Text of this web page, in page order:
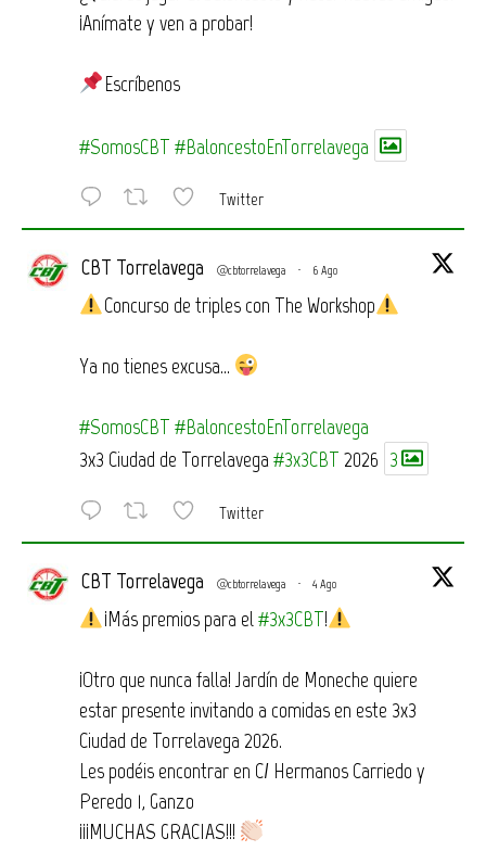
¡Anímate y ven a probar!
Escríbenos
#SomosCBT #BaloncestoEnTorrelavega
Twitter
CBT Torrelavega @cbtorrelavega · 6 Ago
Concurso de triples con The Workshop
Ya no tienes excusa…
#SomosCBT #BaloncestoEnTorrelavega
3x3 Ciudad de Torrelavega#3x3CBT 2026 3
Twitter
CBT Torrelavega @cbtorrelavega · 4 Ago
¡Más premios para el#3x3CBT!
¡Otro que nunca falla! Jardín de Moneche quiere
estar presente invitando a comidas en este 3x3
Ciudad de Torrelavega 2026.
Les podéis encontrar en C/ Hermanos Carriedo y
Peredo 1, Ganzo
¡¡¡MUCHAS GRACIAS!!!